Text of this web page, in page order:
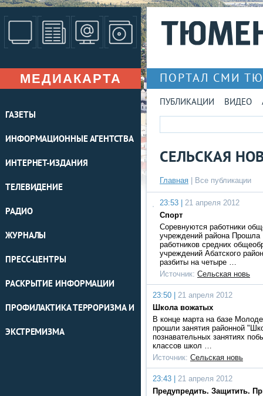
МЕДИАКАРТА
ГАЗЕТЫ
ИНФОРМАЦИОННЫЕ АГЕНТСТВА
ИНТЕРНЕТ-ИЗДАНИЯ
ТЕЛЕВИДЕНИЕ
РАДИО
ЖУРНАЛЫ
ПРЕСС-ЦЕНТРЫ
РАСКРЫТИЕ ИНФОРМАЦИИ
ПРОФИЛАКТИКА ТЕРРОРИЗМА И
ЭКСТРЕМИЗМА
ПОРТАЛ СМИ
ПУБЛИКАЦИИ ВИДЕО
СЕЛЬСКАЯ
Главная Все публикации
23:53 |
21 апреля 2012
Спорт
Соревнуются работники
учреждений района Прошла
работников средних
учреждений Абатского
разбиты на четыре …
Источник: Сельская новь
23:50 |
21 апреля 2012
Школа вожатых
В конце марта на базе
прошли занятия районной
познавательных занятиях
классов школ …
Источник: Сельская новь
23:43 |
21 апреля 2012
Предупредить. Защитить.